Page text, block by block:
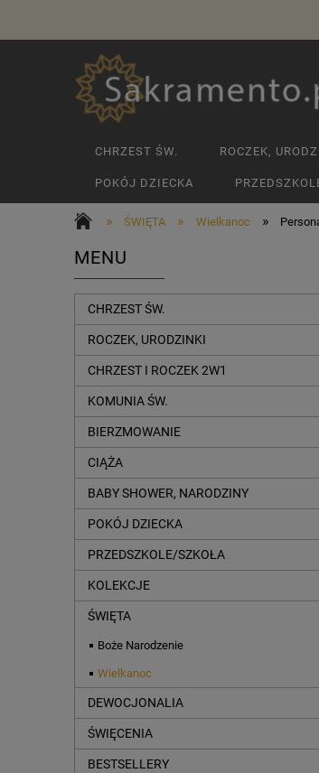
CHRZEST ŚW. ROCZEK,
POKÓJ DZIECKA
» ŚWIĘTA » Wielkanoc »
MENU
CHRZEST ŚW.
ROCZEK, URODZINKI
CHRZEST I ROCZEK 2W1
KOMUNIA ŚW.
BIERZMOWANIE
CIĄŻA
BABY SHOWER, NARODZINY
POKÓJ DZIECKA
PRZEDSZKOLE/SZKOŁA
KOLEKCJE
ŚWIĘTA
Boże Narodzenie
Wielkanoc
DEWOCJONALIA
ŚWIĘCENIA
BESTSELLERY